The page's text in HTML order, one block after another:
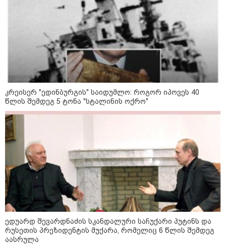
„ფასები 2-3 წელში გაორმაგდება“
- ლოკაციები თბილისის
შემოგარენში, სადაც შესაძლოა,
მიწები გაძვირდეს
მსოფლიო
კრეისერ "ედინბურგის" საიდუმლო: როგორ იპოვეს 40
წლის შემდეგ 5 ტონა "სტალინის ოქრო"
ედუარდ შევარდნაძის სკანდალური საჩუქარი პუტინს და
რუსეთის პრეზიდენტის მუქარა, რომელიც 6 წლის შემდეგ
აასრულა